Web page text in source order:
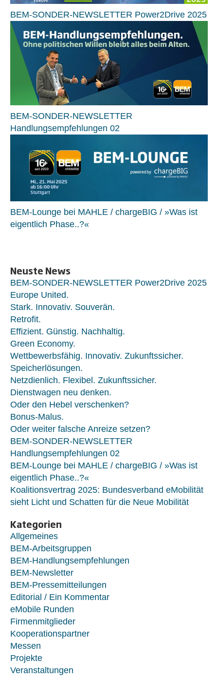
BEM-SONDER-NEWSLETTER Power2Drive 2025
BEM-SONDER-NEWSLETTER
Handlungsempfehlungen 02
BEM-Lounge bei MAHLE / chargeBIG / »Was ist
eigentlich Phase..?«
Neuste News
BEM-SONDER-NEWSLETTER Power2Drive 2025
Europe United.
Stark. Innovativ. Souverän.
Retrofit.
Effizient. Günstig. Nachhaltig.
Green Economy.
Wettbewerbsfähig. Innovativ. Zukunftssicher.
Speicherlösungen.
Netzdienlich. Flexibel. Zukunftssicher.
Dienstwagen neu denken.
Oder den Hebel verschenken?
Bonus-Malus.
Oder weiter falsche Anreize setzen?
BEM-SONDER-NEWSLETTER
Handlungsempfehlungen 02
BEM-Lounge bei MAHLE / chargeBIG / »Was ist
eigentlich Phase..?«
Koalitionsvertrag 2025: Bundesverband eMobilität
sieht Licht und Schatten für die Neue Mobilität
Kategorien
Allgemeines
BEM-Arbeitsgruppen
BEM-Handlungsempfehlungen
BEM-Newsletter
BEM-Pressemitteilungen
Editorial / Ein Kommentar
eMobile Runden
Firmenmitglieder
Kooperationspartner
Messen
Projekte
Veranstaltungen